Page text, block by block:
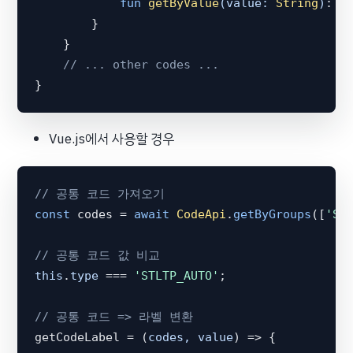
fun getByValue(value: String ) :
        }
    }
// ... other codes ...
Vue.js에서 사용할 경우
// 공통 코드 가져오기
const codes = await CodeApi . getByGroups ([
// 공통 코드 값 비교
this . type === 'STLTP_AUTO' ;
// 공통 코드 => 라벨 변환
getCodeLabel =
(codes, value) => {